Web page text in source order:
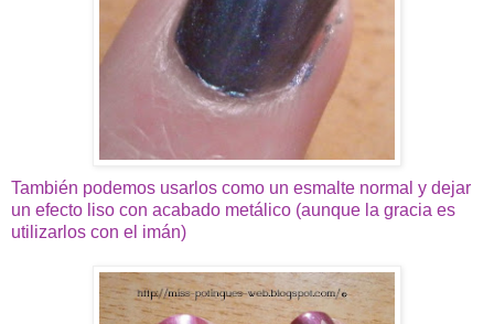
También podemos usarlos como un esmalte normal y dejar
un efecto liso con acabado metálico (aunque la gracia es
utilizarlos con el imán)